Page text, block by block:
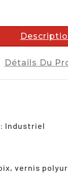
Détails Du
Industriel
vernis